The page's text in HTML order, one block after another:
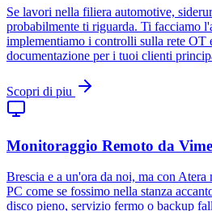
Se lavori nella filiera automotive,
probabilmente ti riguarda. Ti facciamo
implementiamo i controlli sulla rete OT
documentazione per i tuoi clienti
Scopri di piu
Monitoraggio Remoto da
Brescia e a un'ora da noi, ma con
PC come se fossimo nella stanza
disco pieno, servizio fermo o backup